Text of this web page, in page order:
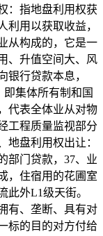
：指地盘利用权获
利用以获取收益，
从构成的，它是一
、升值空间大、风
银行贷款本息，
集体所有制和国
代表全体业从对物
工程质量监视部分
地盘利用权出让：
部门贷款，37、业
，住宿用的花圃室
此外L1级天街。
有、垄断、具有对
标的目的对方付给